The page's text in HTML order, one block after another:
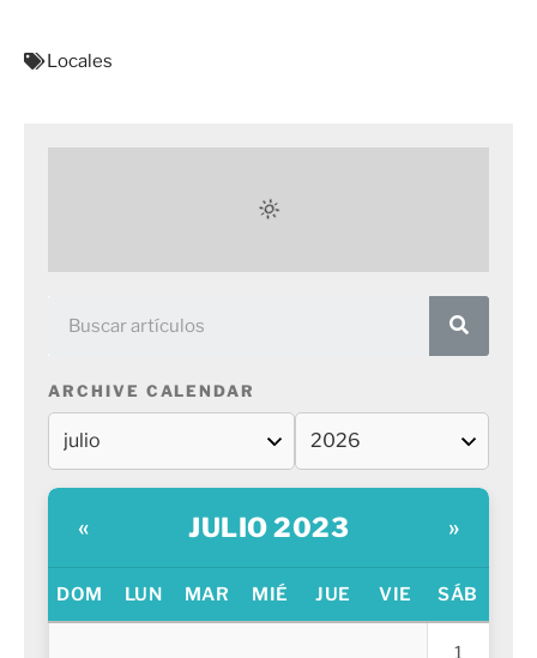
Locales
ARCHIVE CALENDAR
« JULIO 2023 »
DOM LUN MAR MIÉ JUE VIE SÁB
1